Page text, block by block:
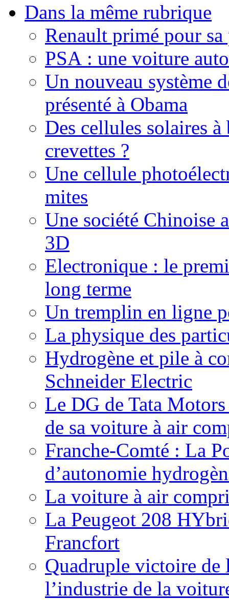
Dans la même rubrique
Renault primé pour
PSA : une voiture
Un nouveau système
présenté à Obama
Des cellules solaires
crevettes ?
Une cellule
mites
Une société Chinoise
3D
Electronique : le
long terme
Un tremplin en ligne
La physique des
Hydrogène et pile à
Schneider Electric
Le DG de Tata Motors
de sa voiture à air
Franche-Comté : La
d’autonomie
La voiture à air
La Peugeot 208
Francfort
Quadruple victoire de
l’industrie de la